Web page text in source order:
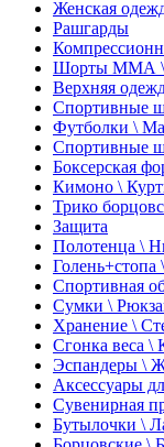
Женская
Рашгарды
Шорты ММА \
Верхняя
Спортивные
Футболки \
Спортивные
Боксерская
Кимоно \
Трико
Защита
Полотенца \
Спортивная
Сумки \
Хранение \
Сгонка веса \
Эспандеры \
Аксессуары
Сувенирная
Бутылочки \